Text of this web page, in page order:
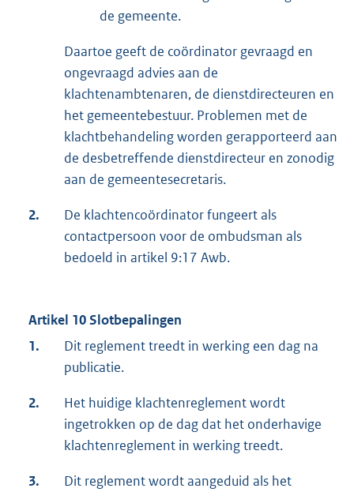
de gemeente.
Daartoe geeft de coördinator gevraagd en
ongevraagd advies aan de
klachtenambtenaren, de dienstdirecteuren en
het gemeentebestuur. Problemen met de
klachtbehandeling worden gerapporteerd aan
de desbetreffende dienstdirecteur en zonodig
aan de gemeentesecretaris.
2.
De klachtencoördinator fungeert als
contactpersoon voor de ombudsman als
bedoeld in artikel 9:17 Awb.
Artikel 10 Slotbepalingen
1.
Dit reglement treedt in werking een dag na
publicatie.
2.
Het huidige klachtenreglement wordt
ingetrokken op de dag dat het onderhavige
klachtenreglement in werking treedt.
3.
Dit reglement wordt aangeduid als het